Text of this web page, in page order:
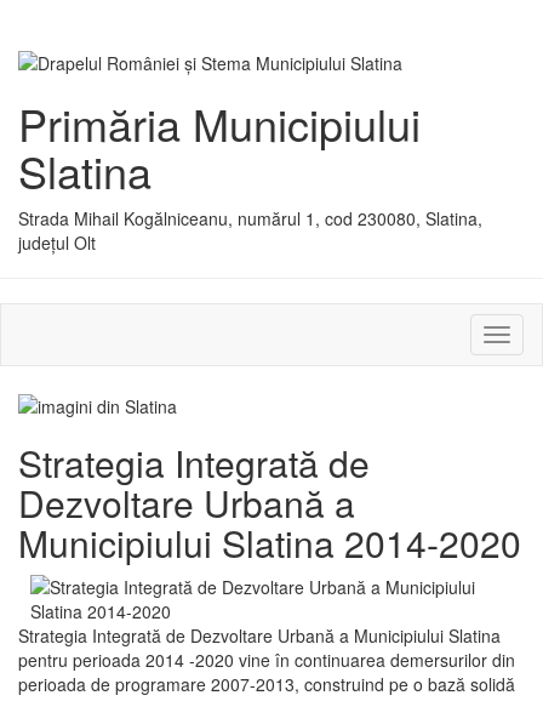
Primăria Municipiului
Slatina
Strada Mihail Kogălniceanu, numărul 1, cod 230080, Slatina,
județul Olt
sau
Strategia Integrată de
Dezvoltare Urbană a
Municipiului Slatina 2014-2020
Strategia Integrată de Dezvoltare Urbană a Municipiului Slatina
pentru perioada 2014 -2020 vine în continuarea demersurilor din
perioada de programare 2007-2013, construind pe o bază solidă